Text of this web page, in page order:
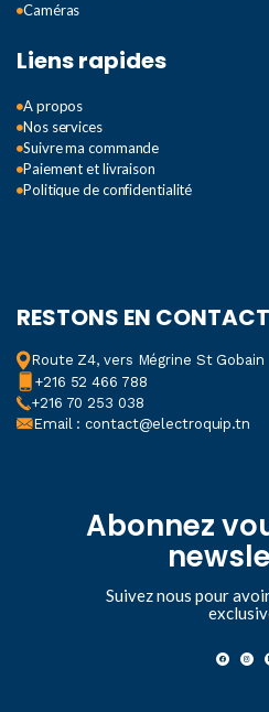
Caméras
Liens rapides
A propos
Nos services
Suivre ma commande
Paiement et livraison
Politique de confidentialité
RESTONS EN CONTACT
Route Z4, vers Mégrine St Gobain
+216 52 466 788
+216 70 253 038
Email : contact@electroquip.tn
Abonnez
Suivez nous pour